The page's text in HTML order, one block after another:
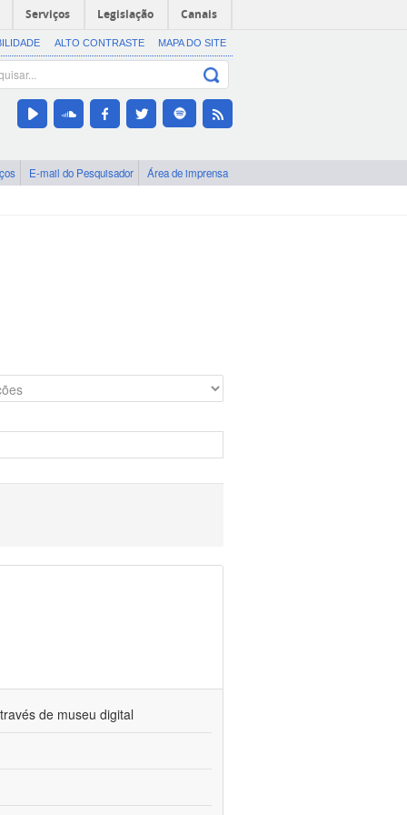
Serviços Legislação Canais
ALTO CONTRASTE MAPA DO SITE
E-mail do Pesquisador Área de imprensa
de museu digital